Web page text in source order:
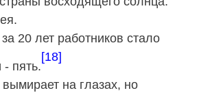
20 лет работников стало
- пять.
[18]
на глазах, но